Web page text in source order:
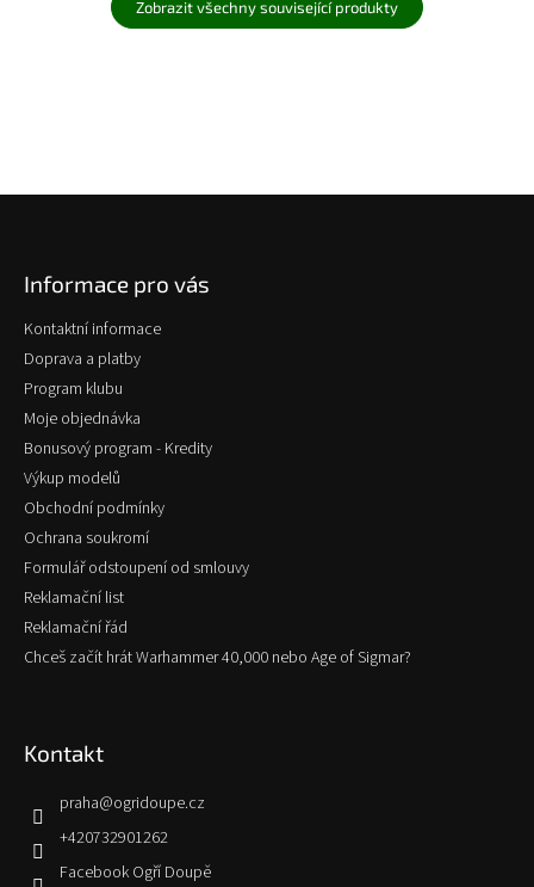
Zobrazit všechny související produkty
Informace pro vás
Kontaktní informace
Doprava a platby
Program klubu
Moje objednávka
Bonusový program - Kredity
Výkup modelů
Obchodní podmínky
Ochrana soukromí
Formulář odstoupení od smlouvy
Reklamační list
Reklamační řád
Chceš začít hrát Warhammer 40,000 nebo Age of Sigmar?
Kontakt
praha@ogridoupe.cz
+420732901262
Facebook Ogří Doupě